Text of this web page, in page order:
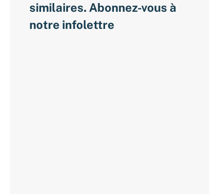
similaires. Abonnez-vous à
notre infolettre